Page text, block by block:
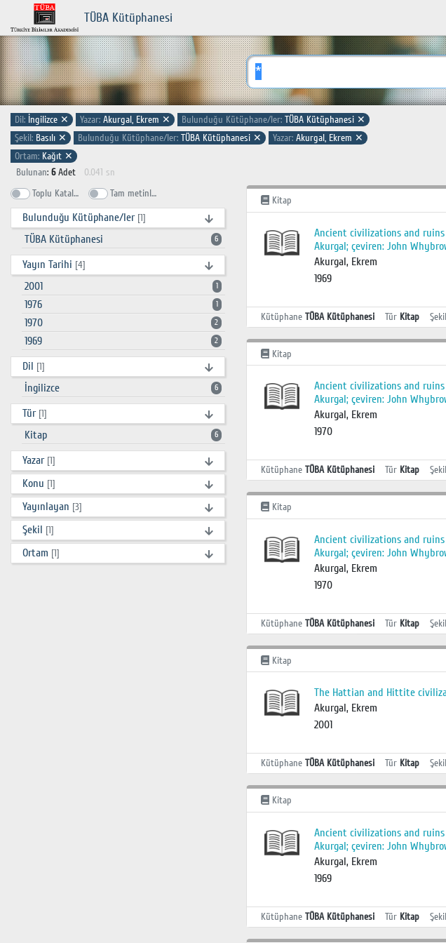
TÜBA Kütüphanesi
Dil: İngilizce ✕ Yazar: Akurgal, Ekrem ✕ Bulunduğu Kütüphane/ler: TÜBA Kütüphanesi ✕
Şekil: Basılı ✕ Bulunduğu Kütüphane/ler: TÜBA Kütüphanesi ✕ Yazar: Akurgal, Ekrem ✕
Ortam: Kağıt ✕
Bulunan: 6Adet
0.041 sn
Toplu Katalog
Tam metinlerde ara
Bulunduğu Kütüphane/ler [1]
TÜBA Kütüphanesi 6
Yayın Tarihi [4]
2001 1
1976 1
1970 2
1969 2
Dil [1]
İngilizce 6
Tür [1]
Kitap 6
Yazar [1]
Konu [1]
Yayınlayan [3]
Şekil [1]
Ortam [1]
Kitap
Ancient civilizations and
Akurgal; çeviren: John
Akurgal, Ekrem
1969
Kütüphane TÜBA Kütüphanesi Tür Kitap Şekil
Kitap
Ancient civilizations and
Akurgal; çeviren: John
Akurgal, Ekrem
1970
Kütüphane TÜBA Kütüphanesi Tür Kitap Şekil
Kitap
Ancient civilizations and
Akurgal; çeviren: John
Akurgal, Ekrem
1970
Kütüphane TÜBA Kütüphanesi Tür Kitap Şekil
Kitap
The Hattian and Hittite
Akurgal, Ekrem
2001
Kütüphane TÜBA Kütüphanesi Tür Kitap Şekil
Kitap
Ancient civilizations and
Akurgal; çeviren: John
Akurgal, Ekrem
1969
Kütüphane TÜBA Kütüphanesi Tür Kitap Şekil